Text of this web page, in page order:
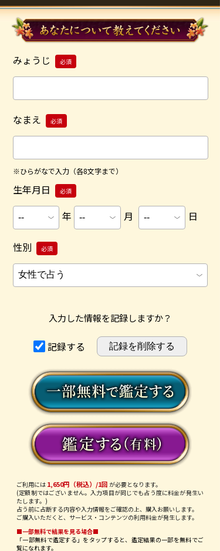
みょうじ 必須
なまえ 必須
※ひらがなで入力（各8文字まで）
生年月日 必須
年 月 日
性別 必須
入力した情報を記録しますか？
記録する
ご利用には 1,650円（税込）/1回 が必要となります。
(定額制ではございません。入力項目が同じでも占う度に料金が発生い
たします。)
占う前に占断する内容や入力情報をご確認の上、購入お願いします。
ご購入いただくと、サービス・コンテンツの利用料金が発生します。
■一部無料で結果を見る場合■
「一部無料で鑑定する」を タップすると、鑑定結果の一部を無料でご
覧になれます。